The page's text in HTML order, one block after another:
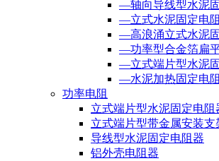
—轴向导线型水泥
—立式水泥固定电
—高浪涌立式水泥
—功率型合金箔扁
—立式端片型水泥
—水泥加热固定电
功率电阻
立式端片型水泥固定电阻
立式端片型带金属安装支
导线型水泥固定电阻器
铝外壳电阻器